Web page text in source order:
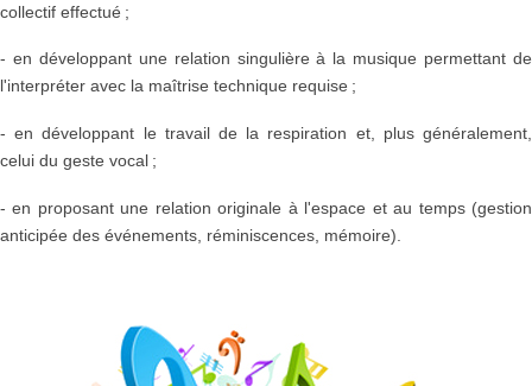
collectif effectué ;
- en développant une relation singulière à la musique permettant de
l'interpréter avec la maîtrise technique requise ;
- en développant le travail de la respiration et, plus généralement,
celui du geste vocal ;
- en proposant une relation originale à l'espace et au temps (gestion
anticipée des événements, réminiscences, mémoire).